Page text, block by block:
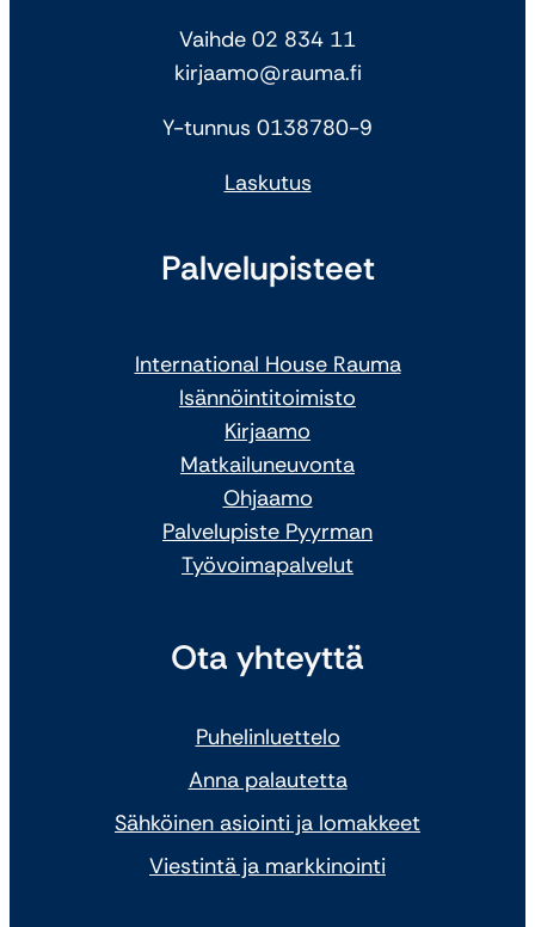
Vaihde 02 834 11
kirjaamo@rauma.fi
Y-tunnus 0138780-9
Laskutus
Palvelupisteet
International House Rauma
Isännöintitoimisto
Kirjaamo
Matkailuneuvonta
Ohjaamo
Palvelupiste Pyyrman
Työvoimapalvelut
Ota yhteyttä
Puhelinluettelo
Anna palautetta
Sähköinen asiointi ja lomakkeet
Viestintä ja markkinointi